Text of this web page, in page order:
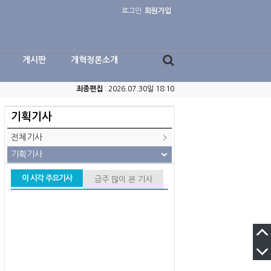
로그인 회원가입
게시판 개혁정론소개
최종편집 : 2026.07.30일 18:10
기획기사
전체기사
기획기사
이 시각 주요기사 금주 많이 본 기사